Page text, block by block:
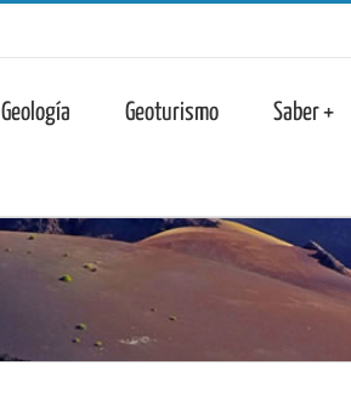
Geología Geoturismo Saber +